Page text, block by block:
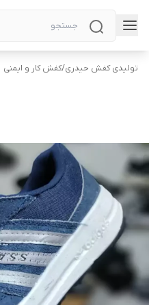
تولیدی کفش حیدری/کفش کار و ایمنی